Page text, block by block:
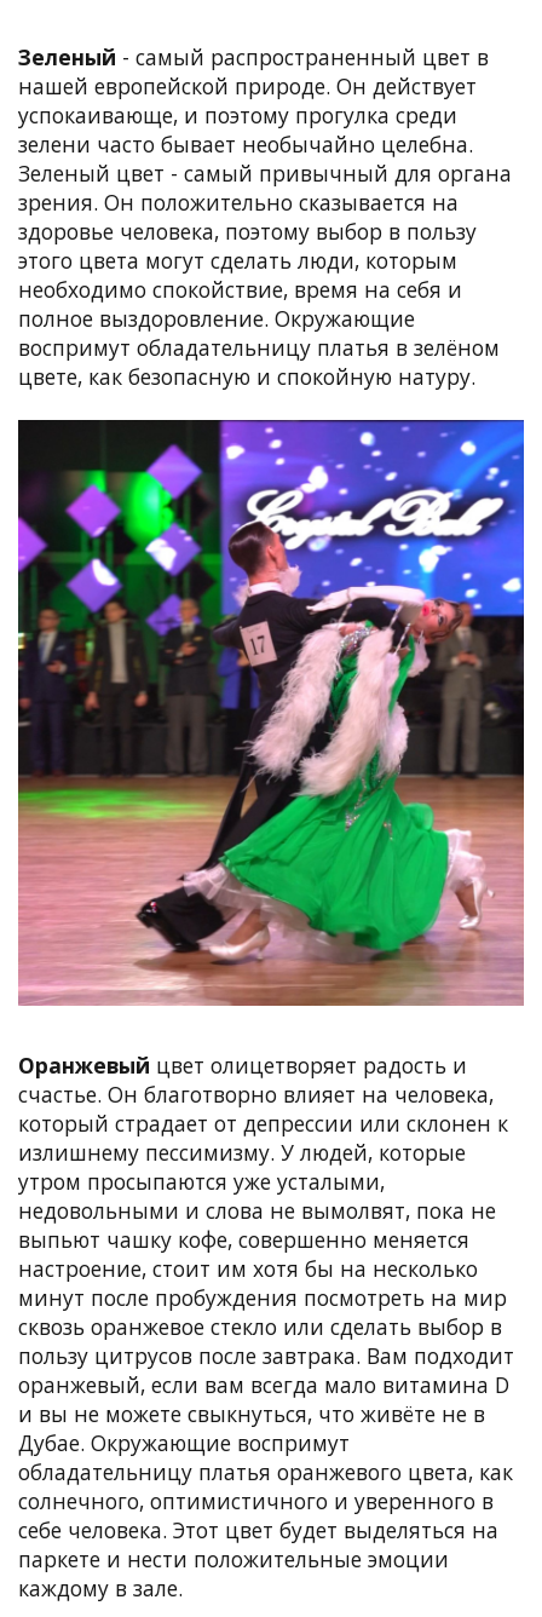
Зеленый - самый распространенный цвет в
нашей европейской природе. Он действует
успокаивающе, и поэтому прогулка среди
зелени часто бывает необычайно целебна.
Зеленый цвет - самый привычный для органа
зрения. Он положительно сказывается на
здоровье человека, поэтому выбор в пользу
этого цвета могут сделать люди, которым
необходимо спокойствие, время на себя и
полное выздоровление. Окружающие
воспримут обладательницу платья в зелёном
цвете, как безопасную и спокойную натуру.
Оранжевый цвет олицетворяет радость и
счастье. Он благотворно влияет на человека,
который страдает от депрессии или склонен к
излишнему пессимизму. У людей, которые
утром просыпаются уже усталыми,
недовольными и слова не вымолвят, пока не
выпьют чашку кофе, совершенно меняется
настроение, стоит им хотя бы на несколько
минут после пробуждения посмотреть на мир
сквозь оранжевое стекло или сделать выбор в
пользу цитрусов после завтрака. Вам подходит
оранжевый, если вам всегда мало витамина D
и вы не можете свыкнуться, что живёте не в
Дубае. Окружающие воспримут
обладательницу платья оранжевого цвета, как
солнечного, оптимистичного и уверенного в
себе человека. Этот цвет будет выделяться на
паркете и нести положительные эмоции
каждому в зале.